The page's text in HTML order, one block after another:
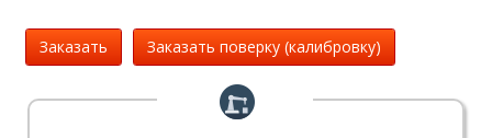
Заказать Заказать поверку (калибровку)